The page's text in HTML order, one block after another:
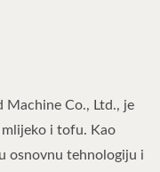
Machine Co., Ltd., je
mlijeko i tofu. Kao
osnovnu tehnologiju i